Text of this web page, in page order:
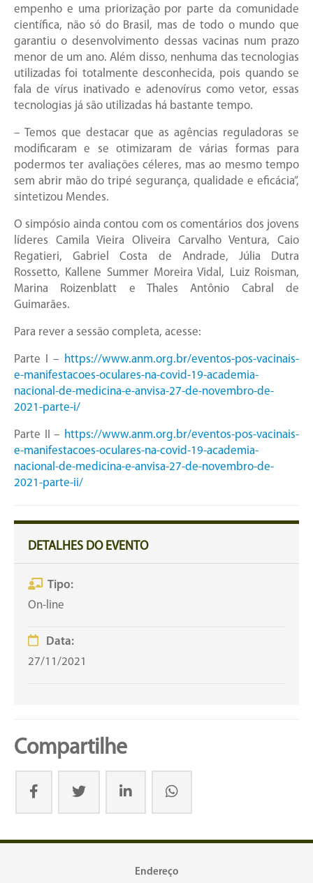
empenho e uma priorização por parte da comunidade
científica, não só do Brasil, mas de todo o mundo que
garantiu o desenvolvimento dessas vacinas num prazo
menor de um ano. Além disso, nenhuma das tecnologias
utilizadas foi totalmente desconhecida, pois quando se
fala de vírus inativado e adenovírus como vetor, essas
tecnologias já são utilizadas há bastante tempo.
– Temos que destacar que as agências reguladoras se
modificaram e se otimizaram de várias formas para
podermos ter avaliações céleres, mas ao mesmo tempo
sem abrir mão do tripé segurança, qualidade e eficácia”,
sintetizou Mendes.
O simpósio ainda contou com os comentários dos jovens
líderes Camila Vieira Oliveira Carvalho Ventura, Caio
Regatieri, Gabriel Costa de Andrade, Júlia Dutra
Rossetto, Kallene Summer Moreira Vidal, Luiz Roisman,
Marina Roizenblatt e Thales Antônio Cabral de
Guimarães.
Para rever a sessão completa, acesse:
Parte I – https://www.anm.org.br/eventos-pos-vacinais-
e-manifestacoes-oculares-na-covid-19-academia-
nacional-de-medicina-e-anvisa-27-de-novembro-de-
2021-parte-i/
Parte II – https://www.anm.org.br/eventos-pos-vacinais-
e-manifestacoes-oculares-na-covid-19-academia-
nacional-de-medicina-e-anvisa-27-de-novembro-de-
2021-parte-ii/
DETALHES DO EVENTO
Tipo:
On-line
Data:
27/11/2021
Compartilhe
Endereço